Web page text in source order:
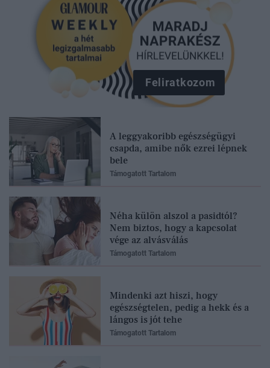
Feliratkozom
A leggyakoribb egészségügyi
csapda, amibe nők ezrei lépnek
bele
Támogatott Tartalom
Néha külön alszol a pasidtól?
Nem biztos, hogy a kapcsolat
vége az alvásválás
Támogatott Tartalom
Mindenki azt hiszi, hogy
egészségtelen, pedig a hekk és a
lángos is jót tehe
Támogatott Tartalom